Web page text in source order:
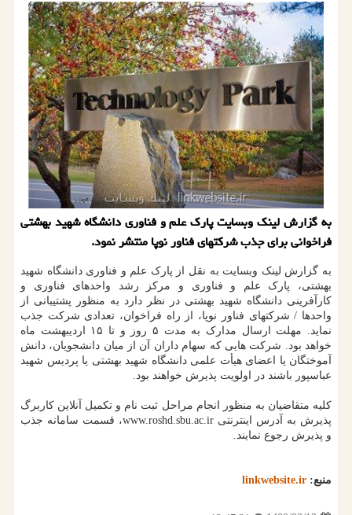
به گزارش لینک وبسایت پارک علم و فناوری دانشگاه شهید بهشتی
فراخوانی برای جذب شرکتهای فناور نوپا منتشر نمود.
به گزارش لینک وبسایت به نقل از پارک علم و فناوری دانشگاه شهید
بهشتی، پارک علم و فناوری و مرکز رشد واحدهای فناوری و
کارآفرینی دانشگاه شهید بهشتی در نظر دارد به منظور پشتیبانی از
واحدها / شرکتهای فناور نوپا، از راه فراخوان، تعدادی شرکت جذب
نماید. مهلت ارسال مدارک به مدت ۵ روز و تا ۱۵ اردیبهشت ماه
خواهد بود. شرکت هایی که سهام داران آن از میان دانشجویان، دانش
آموختگان یا اعضای هیأت علمی دانشگاه شهید بهشتی یا پردیس شهید
عباسپور باشند در اولویت پذیرش خواهند بود.
کلیه متقاضیان به منظور انجام مراحل ثبت نام و تکمیل آنلاین کاربرگ
پذیرش به آدرس اینترنتی www.roshd.sbu.ac.ir، قسمت سامانه جذب
و پذیرش رجوع نمایند.
منبع: linkwebsite.ir